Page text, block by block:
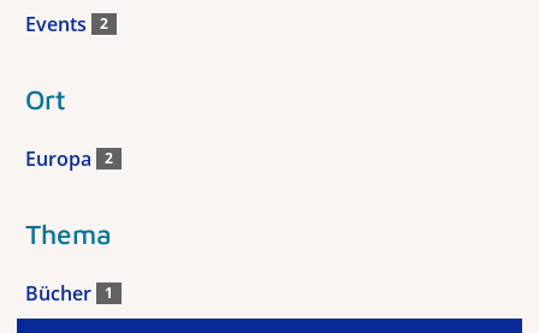
Events 2
Ort
Europa 2
Thema
Bücher 1